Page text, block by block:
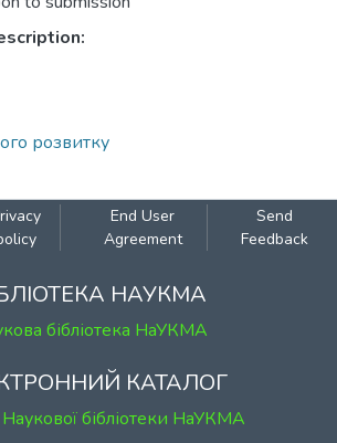
розвитку
End User
Agreement
Send
Feedback
НАУКМА
бібліотека НаУКМА
КАТАЛОГ
Наукової бібліотеки НаУКМА